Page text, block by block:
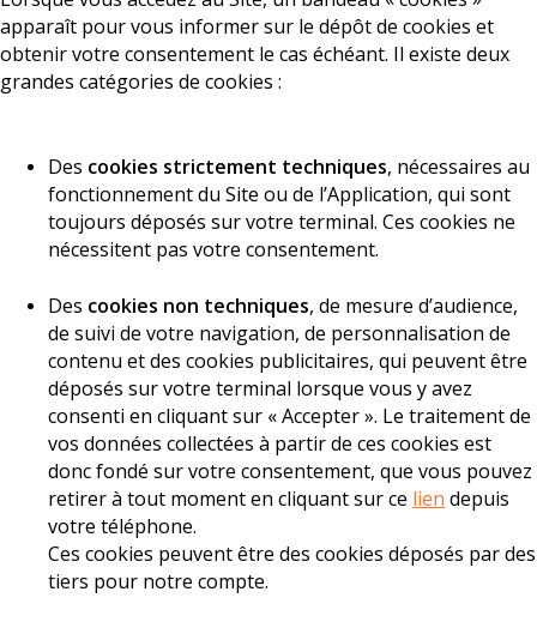
apparaît pour vous informer sur le dépôt de cookies et
obtenir votre consentement le cas échéant. Il existe deux
grandes catégories de cookies :
Des cookies strictement techniques, nécessaires au
fonctionnement du Site ou de l’Application, qui sont
toujours déposés sur votre terminal. Ces cookies ne
nécessitent pas votre consentement.
Des cookies non techniques, de mesure d’audience,
de suivi de votre navigation, de personnalisation de
contenu et des cookies publicitaires, qui peuvent être
déposés sur votre terminal lorsque vous y avez
consenti en cliquant sur « Accepter ». Le traitement de
vos données collectées à partir de ces cookies est
donc fondé sur votre consentement, que vous pouvez
retirer à tout moment en cliquant sur ce lien depuis
votre téléphone.
Ces cookies peuvent être des cookies déposés par des
tiers pour notre compte.